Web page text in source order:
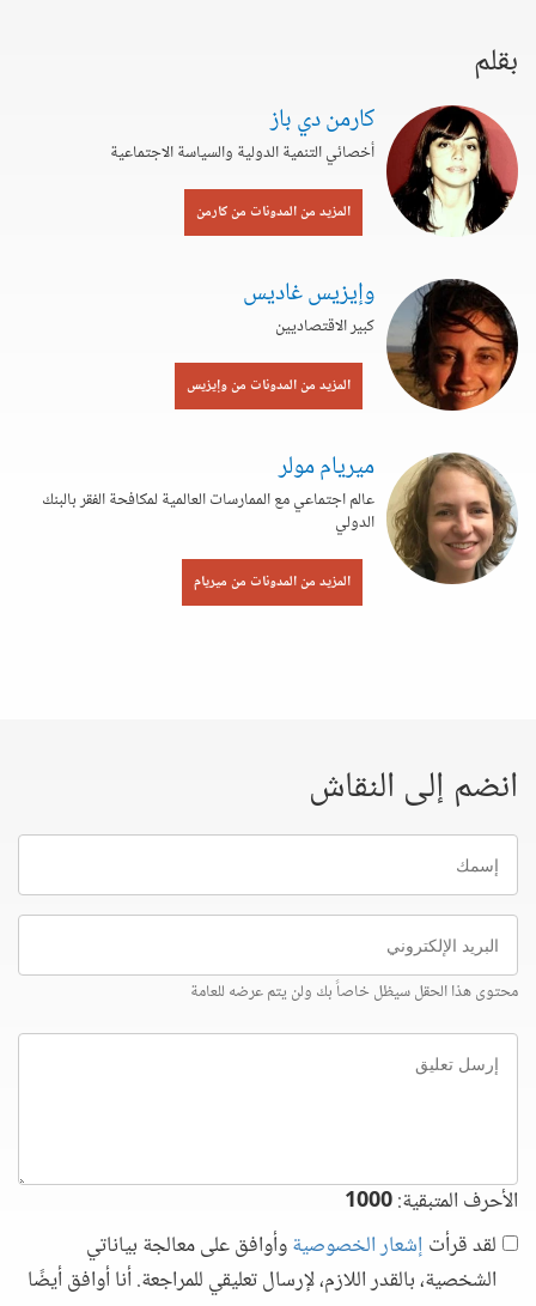
بقلم
كارمن دي باز
أخصائي التنمية الدولية والسياسة الاجتماعية
المزيد من المدونات من كارمن
وإيزيس غاديس
كبير الاقتصاديين
المزيد من المدونات من وإيزيس
ميريام مولر
عالم اجتماعي مع الممارسات العالمية لمكافحة الفقر بالبنك
الدولي
المزيد من المدونات من ميريام
انضم إلى النقاش
إسمك
البريد
الإلكتروني
محتوى هذا الحقل سيظل خاصاً بك ولن يتم عرضه للعامة
إرسل
تعليق
الأحرف المتبقية:1000
لقد قرأت إشعار الخصوصيةوأوافق على معالجة بياناتي
الشخصية، بالقدر اللازم، لإرسال تعليقي للمراجعة. أنا أوافق أيضًا